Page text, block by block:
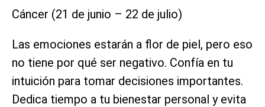
Cáncer (21 de junio – 22 de julio)
Las emociones estarán a flor de piel, pero eso
no tiene por qué ser negativo. Confía en tu
intuición para tomar decisiones importantes.
Dedica tiempo a tu bienestar personal y evita